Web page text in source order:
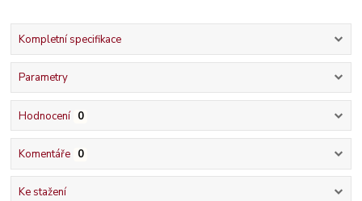
Kompletní specifikace
Parametry
Hodnocení 0
Komentáře 0
Ke stažení